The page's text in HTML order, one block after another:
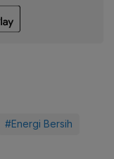
#Energi Bersih